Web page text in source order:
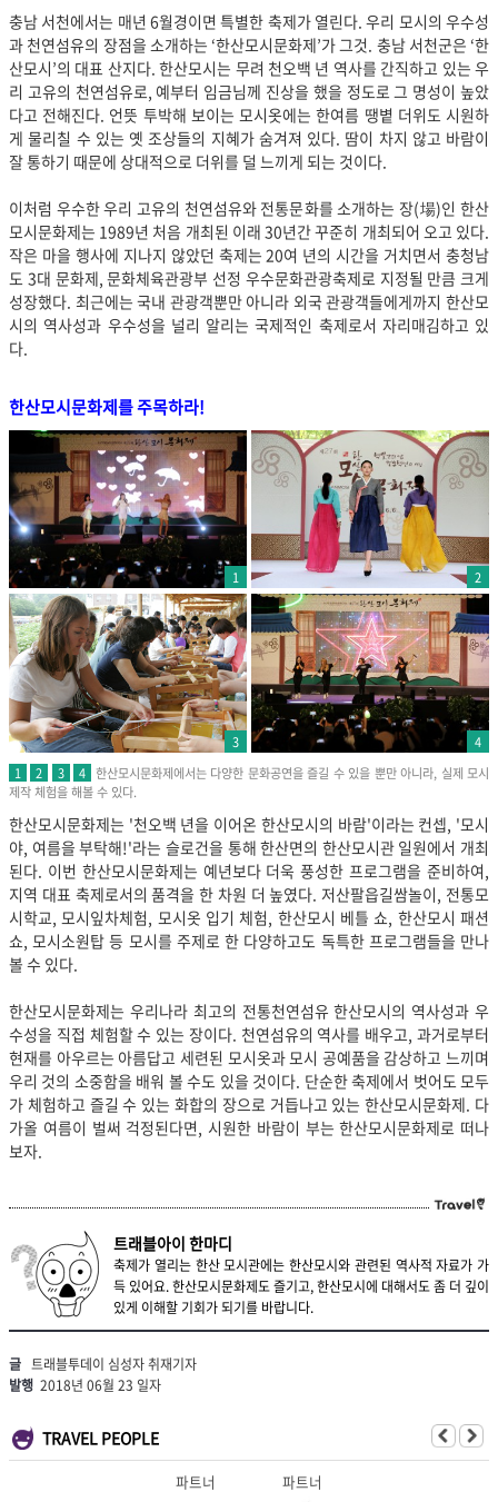
충남 서천에서는 매년 6월경이면 특별한 축제가 열린다. 우리 모시의 우수성
과 천연섬유의 장점을 소개하는 ‘한산모시문화제’가 그것. 충남 서천군은 ‘한
산모시’의 대표 산지다. 한산모시는 무려 천오백 년 역사를 간직하고 있는 우
리 고유의 천연섬유로, 예부터 임금님께 진상을 했을 정도로 그 명성이 높았
다고 전해진다. 언뜻 투박해 보이는 모시옷에는 한여름 땡볕 더위도 시원하
게 물리칠 수 있는 옛 조상들의 지혜가 숨겨져 있다. 땀이 차지 않고 바람이
잘 통하기 때문에 상대적으로 더위를 덜 느끼게 되는 것이다.
이처럼 우수한 우리 고유의 천연섬유와 전통문화를 소개하는 장(場)인 한산
모시문화제는 1989년 처음 개최된 이래 30년간 꾸준히 개최되어 오고 있다.
작은 마을 행사에 지나지 않았던 축제는 20여 년의 시간을 거치면서 충청남
도 3대 문화제, 문화체육관광부 선정 우수문화관광축제로 지정될 만큼 크게
성장했다. 최근에는 국내 관광객뿐만 아니라 외국 관광객들에게까지 한산모
시의 역사성과 우수성을 널리 알리는 국제적인 축제로서 자리매김하고 있
다.
한산모시문화제를 주목하라!
1 2
3
4
1
2 3 4 한산모시문화제에서는 다양한 문화공연을 즐길 수 있을 뿐만 아니라, 실제 모시
제작 체험을 해볼 수 있다.
한산모시문화제는 '천오백 년을 이어온 한산모시의 바람'이라는 컨셉, '모시
야, 여름을 부탁해!'라는 슬로건을 통해 한산면의 한산모시관 일원에서 개최
된다. 이번 한산모시문화제는 예년보다 더욱 풍성한 프로그램을 준비하여,
지역 대표 축제로서의 품격을 한 차원 더 높였다. 저산팔읍길쌈놀이, 전통모
시학교, 모시잎차체험, 모시옷 입기 체험, 한산모시 베틀 쇼, 한산모시 패션
쇼, 모시소원탑 등 모시를 주제로 한 다양하고도 독특한 프로그램들을 만나
볼 수 있다.
한산모시문화제는 우리나라 최고의 전통천연섬유 한산모시의 역사성과 우
수성을 직접 체험할 수 있는 장이다. 천연섬유의 역사를 배우고, 과거로부터
현재를 아우르는 아름답고 세련된 모시옷과 모시 공예품을 감상하고 느끼며
우리 것의 소중함을 배워 볼 수도 있을 것이다. 단순한 축제에서 벗어도 모두
가 체험하고 즐길 수 있는 화합의 장으로 거듭나고 있는 한산모시문화제. 다
가올 여름이 벌써 걱정된다면, 시원한 바람이 부는 한산모시문화제로 떠나
보자.
트래블아이 한마디
축제가 열리는 한산 모시관에는 한산모시와 관련된 역사적 자료가 가
득 있어요. 한산모시문화제도 즐기고, 한산모시에 대해서도 좀 더 깊이
있게 이해할 기회가 되기를 바랍니다.
글 트래블투데이 심성자 취재기자
발행 2018년 06월 23 일자
TRAVEL PEOPLE
파트너 파트너